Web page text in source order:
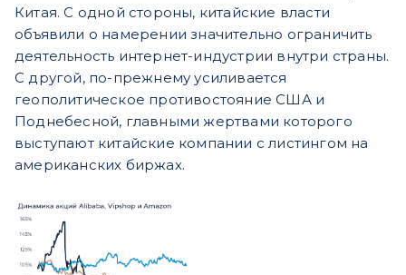
Китая. С одной стороны, китайские власти
объявили о намерении значительно ограничить
деятельность интернет-индустрии внутри страны.
С другой, по-прежнему усиливается
геополитическое противостояние США и
Поднебесной, главными жертвами которого
выступают китайские компании с листингом на
американских биржах.